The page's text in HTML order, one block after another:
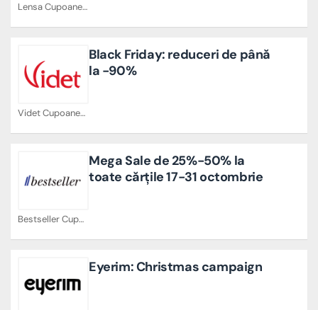
Lensa Cupoane
Videt Cupoane
Black Friday: reduceri de până
la -90%
Bestseller Cupoane
Mega Sale de 25%-50% la
toate cărțile 17-31 octombrie
Eyerim: Christmas campaign